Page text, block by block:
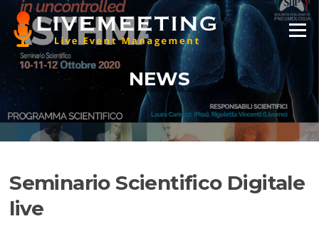
contenuto
Menu
NEWS
Seminario Scientifico Digitale
live